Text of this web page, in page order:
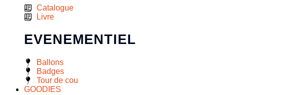
Catalogue
Livre
EVENEMENTIEL
Ballons
Badges
Tour de cou
GOODIES